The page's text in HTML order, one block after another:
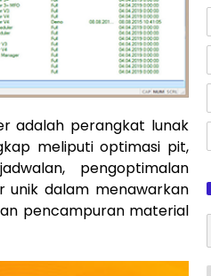
adalah perangkat lunak
meliputi optimasi pit,
pengoptimalan
unik dalam menawarkan
pencampuran material